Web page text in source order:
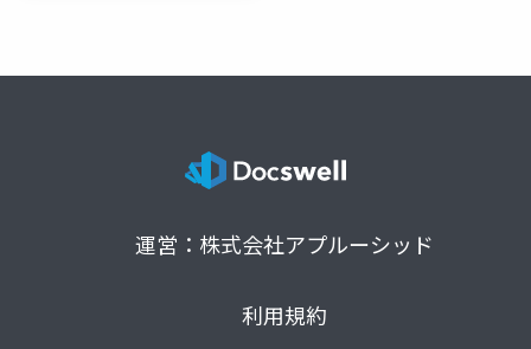
運営：株式会社アプルーシッド
利用規約